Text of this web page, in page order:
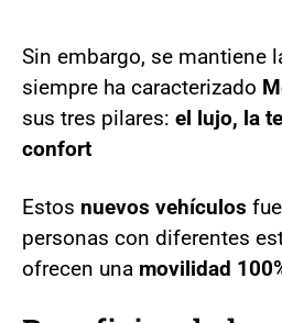
Sin embargo, se mantiene
siempre ha caracterizado
sus tres pilares: el lujo, la
confort
Estos nuevos vehículos
personas con diferentes
ofrecen una movilidad